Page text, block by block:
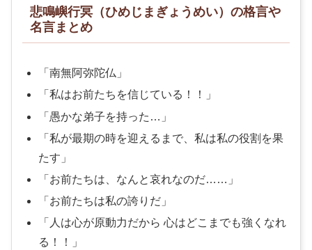
士たちから鬼殺隊最強と評価されるに留まら
ず、上弦の壱・黒死牟をして絶賛せしめる
悲鳴嶼行冥（ひめじまぎょうめい）の格言や
名言まとめ
南無阿弥陀仏
私はお前たちを信じている！！
愚かな弟子を持った…
私が最期の時を迎えるまで、私は私の役割を果
たす
お前たちは、なんと哀れなのだ……
お前たちは私の誇りだ
人は心が原動力だから 心はどこまでも強くなれ
る！！